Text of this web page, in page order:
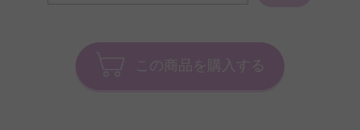
この商品を購入する